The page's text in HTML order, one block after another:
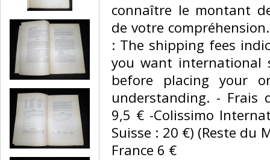
connaître le montant
de votre
: The shipping fees
you want international
before placing your
understanding. - Frais
9,5 € -Colissimo
Suisse : 20 €) (Reste du
France 6 € ‎